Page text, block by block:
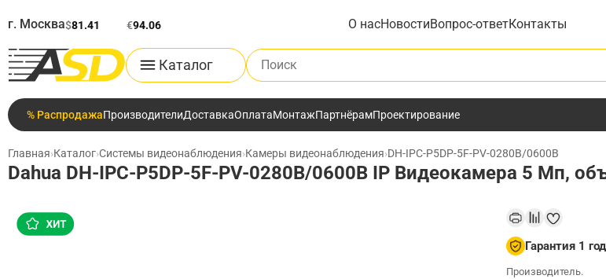
г. Москва$81.41 €94.06 О насНовостиВопрос-ответКонтакты
Каталог
Поиск по каталогу
% РаспродажаПроизводителиДоставкаОплатаМонтажПартнёрамПроектирование
Главная›Каталог›Системы видеонаблюдения›Камеры видеонаблюдения›DH-IPC-P5DP-5F-PV-0280B/0600B
Dahua DH-IPC-P5DP-5F-PV-0280B/0600B IP Видеокамера 5 Мп,
Гарантия 1 год
Производитель.